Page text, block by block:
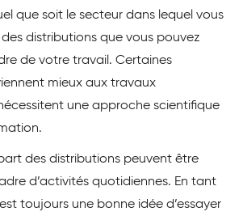
que soit le secteur dans lequel vous
distributions que vous pouvez
de votre travail. Certaines
mieux aux travaux
une approche scientifique
des distributions peuvent être
d’activités quotidiennes. En tant
toujours une bonne idée d’essayer